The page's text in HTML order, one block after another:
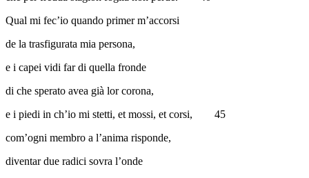
Qual mi fec’io quando primer m’accorsi
de la trasfigurata mia persona,
e i capei vidi far di quella fronde
di che sperato avea già lor corona,
e i piedi in ch’io mi stetti, et mossi, et corsi, 45
com’ogni membro a l’anima risponde,
diventar due radici sovra l’onde